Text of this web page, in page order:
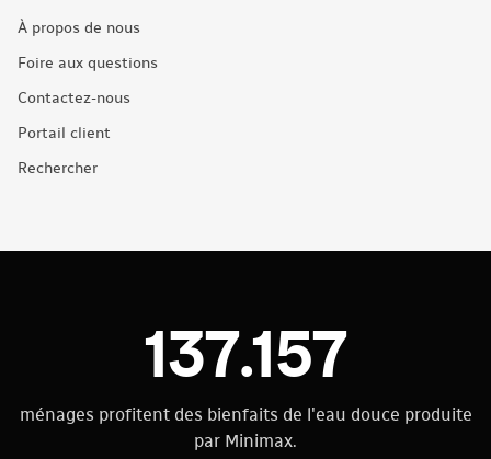
À propos de nous
Foire aux questions
Contactez-nous
Portail client
Rechercher
137.157
ménages profitent des bienfaits de l'eau douce produite
par Minimax.